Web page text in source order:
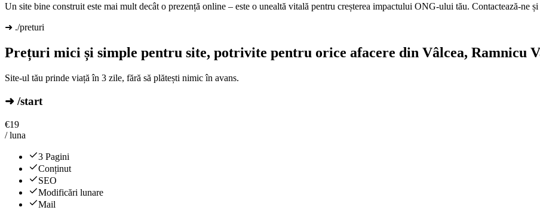
Un site bine construit este mai mult decât o prezență online – este o unealtă vitală pentru creșterea impactului ONG-ului tău. Contactează-ne
➜ ./preturi
Prețuri mici și simple pentru site, potrivite pentru orice afacere din Vâlcea, Ramnicu
Site-ul tău prinde viață în 3 zile, fără să plătești nimic în avans.
➜ /start
€19
/ luna
3 Pagini
Conținut
SEO
Modificări lunare
Mail